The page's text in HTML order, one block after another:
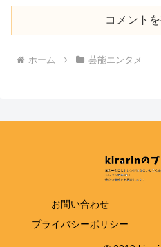
コメント
ホーム 芸能エンタメ
お問い合わせ
プライバシーポリシー